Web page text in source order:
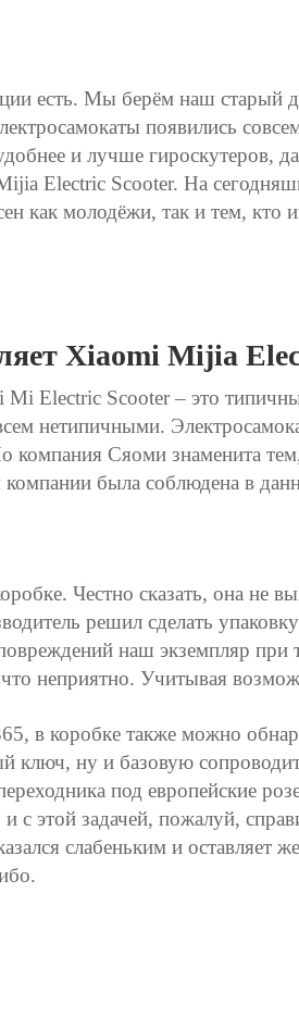
есть. Мы берём наш старый
появились
и лучше гироскутеров,
Electric Scooter. На
как молодёжи, так и тем,
Xiaomi Mijia
Electric Scooter – это
нетипичными.
компания Сяоми знаменита
компании была соблюдена в
Честно сказать, она не
решил сделать
наш экземпляр при
неприятно. Учитывая
в коробке также можно
ключ, ну и базовую
под европейские
с этой задачей, пожалуй,
слабеньким и оставляет